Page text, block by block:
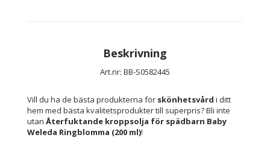
Beskrivning
Art.nr: BB-S0582445
Vill du ha de bästa produkterna för skönhetsvård i ditt
hem med bästa kvalitetsprodukter till superpris? Bli inte
utan Återfuktande kroppsolja för spädbarn Baby
Weleda Ringblomma (200 ml)!